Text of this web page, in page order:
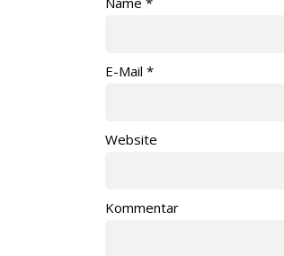
E-Mail *
Website
Kommentar